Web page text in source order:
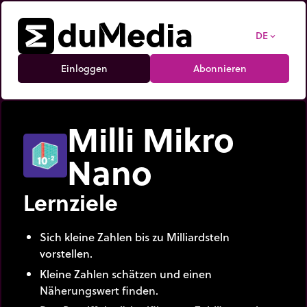
DE expand_more
Einloggen Abonnieren
Milli Mikro
Nano
Lernziele
Sich kleine Zahlen bis zu Milliardsteln
vorstellen.
Kleine Zahlen schätzen und einen
Näherungswert finden.